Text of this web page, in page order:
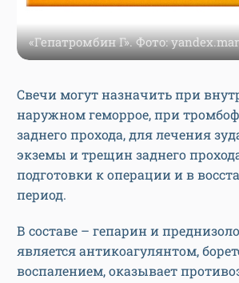
«Гепатромбин Г». Фото:
Свечи могут назначить при
наружном геморрое, при
заднего прохода, для лечения
экземы и трещин заднего
подготовки к операции и в
период.
В составе – гепарин и
является антикоагулянтом,
воспалением, оказывает